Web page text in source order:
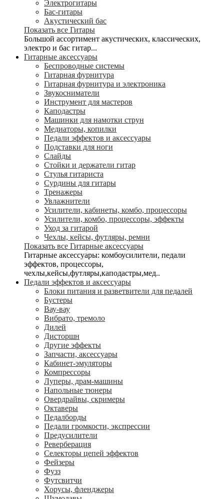
Электрогитары
Бас-гитары
Акустический бас
Показать все Гитары
Большой ассортимент акустических, классических,
электро и бас гитар...
Гитарные аксессуары
Беспроводные системы
Гитарная фурнитура
Гитарная фурнитура и электроника
Звукосниматели
Инструмент для мастеров
Каподастры
Машинки для намотки струн
Медиаторы, копилки
Педали эффектов и аксессуары
Подставки для ноги
Слайды
Стойки и держатели гитар
Стулья гитариста
Сурдины для гитары
Тренажеры
Увлажнители
Усилители, кабинеты, комбо, процессоры
Усилители, комбо, процессоры, эффекты
Уход за гитарой
Чехлы, кейсы, футляры, ремни
Показать все Гитарные аксессуары
Гитарные аксессуары: комбоусилители, педали
эффектов, процессоры,
чехлы,кейсы,футляры,каподастры,мед..
Педали эффектов и аксессуары
Блоки питания и разветвители для педалей
Бустеры
Вау-вау
Вибрато, тремоло
Дилей
Дисторшн
Другие эффекты
Запчасти, аксессуары
Кабинет-эмуляторы
Компрессоры
Луперы, драм-машины
Напольные тюнеры
Овердрайвы, скримеры
Октаверы
Педалборды
Педали громкости, экспрессии
Предусилители
Реверберация
Селекторы цепей эффектов
Фейзеры
Фузз
Футсвитчи
Хорусы, фленджеры